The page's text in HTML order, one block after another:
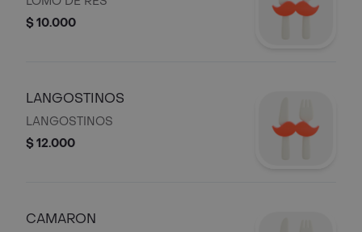
$ 10.000
LANGOSTINOS
LANGOSTINOS
$ 12.000
CAMARON